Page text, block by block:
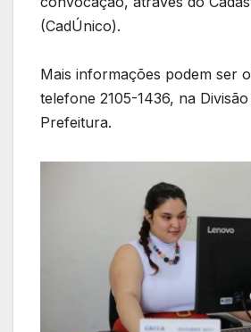
(CadÚnico).
Mais informações podem ser
telefone 2105-1436, na
Prefeitura.